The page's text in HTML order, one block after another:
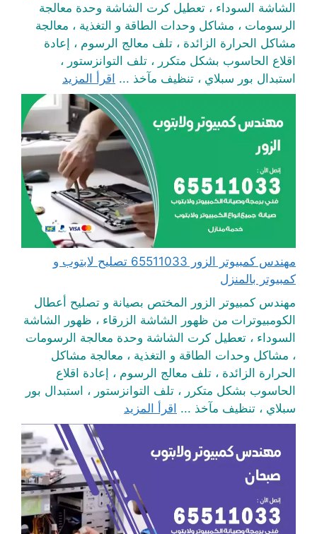
الشاشة السوداء ، تعطيل كرت الشاشة وحدة معالجة
الرسومات ، مشاكل وحدات الطاقة و التغذية ، معالجة
مشاكل الحرارة الزائدة ، تلف معالج الرسوم ، إعادة
اقلاع الحاسوب بشكل متكرر ، تلف التوانزستور ،
استبدال بور سبلاي ، تنظيف مآخذ ... اقرأ المزيد
مهندس كمبيوتر الزور 65511033 تصليح لابتوب و
كمبيوتر بالمنزل
مهندس كمبيوتر الزور المختص بصيانة و تصليح أعطال
الكومبيوترات من ظهور الشاشة الزرقاء ، ظهور الشاشة
السوداء ، تعطيل كرت الشاشة وحدة معالجة الرسومات
، مشاكل وحدات الطاقة و التغذية ، معالجة مشاكل
الحرارة الزائدة ، تلف معالج الرسوم ، إعادة اقلاع
الحاسوب بشكل متكرر ، تلف التوانزستور ، استبدال بور
سبلاي ، تنظيف مآخذ ... اقرأ المزيد